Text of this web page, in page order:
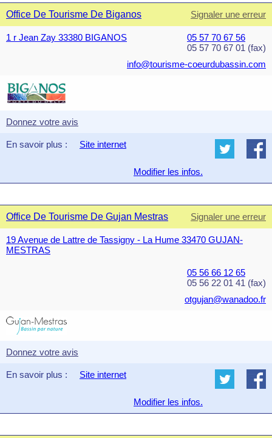
Office De Tourisme De Biganos Signaler une erreur
1 r Jean Zay 33380 BIGANOS
05 57 70 67 56
05 57 70 67 01 (fax)
info@tourisme-coeurdubassin.com
Donnez votre avis
En savoir plus : Site internet
Modifier les infos.
Office De Tourisme De Gujan Mestras Signaler une erreur
19 Avenue de Lattre de Tassigny - La Hume 33470 GUJAN-
MESTRAS
05 56 66 12 65
05 56 22 01 41 (fax)
otgujan@wanadoo.fr
Donnez votre avis
En savoir plus : Site internet
Modifier les infos.